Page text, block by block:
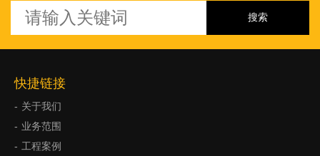
快捷链接
关于我们
业务范围
工程案例